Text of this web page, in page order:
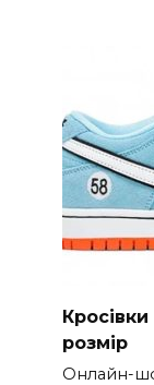
розмір
Онлайн-